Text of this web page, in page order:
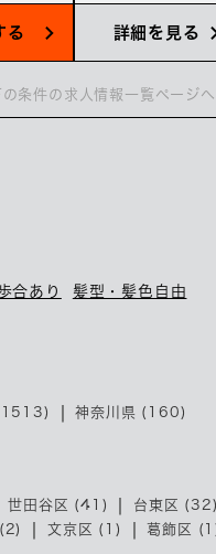
る 詳細を見る
条件の求人情報一覧ページへ
合あり 髪型・髪色自由
神奈川県 (160)
世田谷区 (41) 台東区 (32)
文京区 (1) 葛飾区